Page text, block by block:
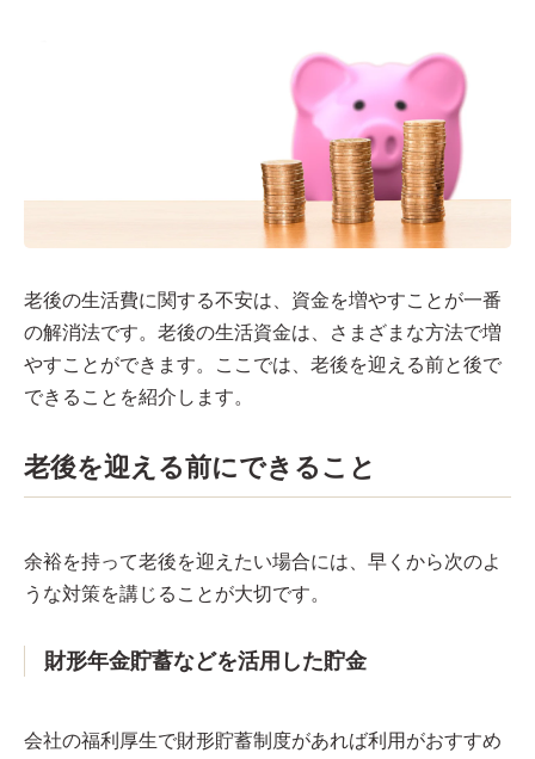
老後の生活費に関する不安は、資金を増やすことが一番
の解消法です。老後の生活資金は、さまざまな方法で増
やすことができます。ここでは、老後を迎える前と後で
できることを紹介します。
老後を迎える前にできること
余裕を持って老後を迎えたい場合には、早くから次のよ
うな対策を講じることが大切です。
財形年金貯蓄などを活用した貯金
会社の福利厚生で財形貯蓄制度があれば利用がおすすめ